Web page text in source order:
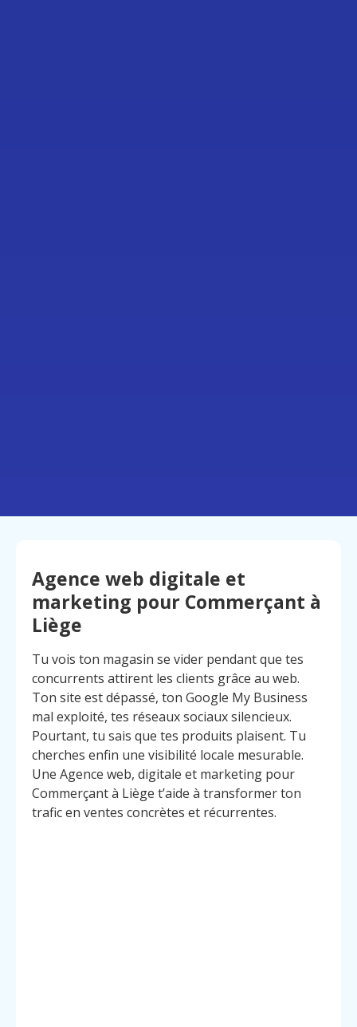
Agence web digitale et
marketing pour Commerçant à
Liège
Tu vois ton magasin se vider pendant que tes
concurrents attirent les clients grâce au web.
Ton site est dépassé, ton Google My Business
mal exploité, tes réseaux sociaux silencieux.
Pourtant, tu sais que tes produits plaisent. Tu
cherches enfin une visibilité locale mesurable.
Une Agence web, digitale et marketing pour
Commerçant à Liège t’aide à transformer ton
trafic en ventes concrètes et récurrentes.